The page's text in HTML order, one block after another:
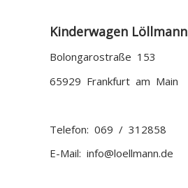
Kinderwagen Löllmann
Bolongarostraße 153
65929 Frankfurt am Main
Telefon: 069 / 312858
E-Mail: info@loellmann.de